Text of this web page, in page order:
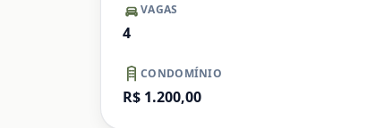
VAGAS
4
CONDOMÍNIO
R$ 1.200,00